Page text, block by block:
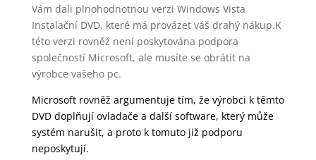
Vám dali plnohodnotnou verzi Windows Vista
Instalační DVD, které má provázet váš drahý nákup.K
této verzi rovněž není poskytována podpora
společností Microsoft, ale musíte se obrátit na
výrobce vašeho pc.
Microsoft rovněž argumentuje tím, že výrobci k těmto
DVD doplňují ovladače a další software, který může
systém narušit, a proto k tomuto již podporu
neposkytují.